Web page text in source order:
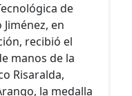
de
en
recibió el
manos de la
Risaralda,
la medalla